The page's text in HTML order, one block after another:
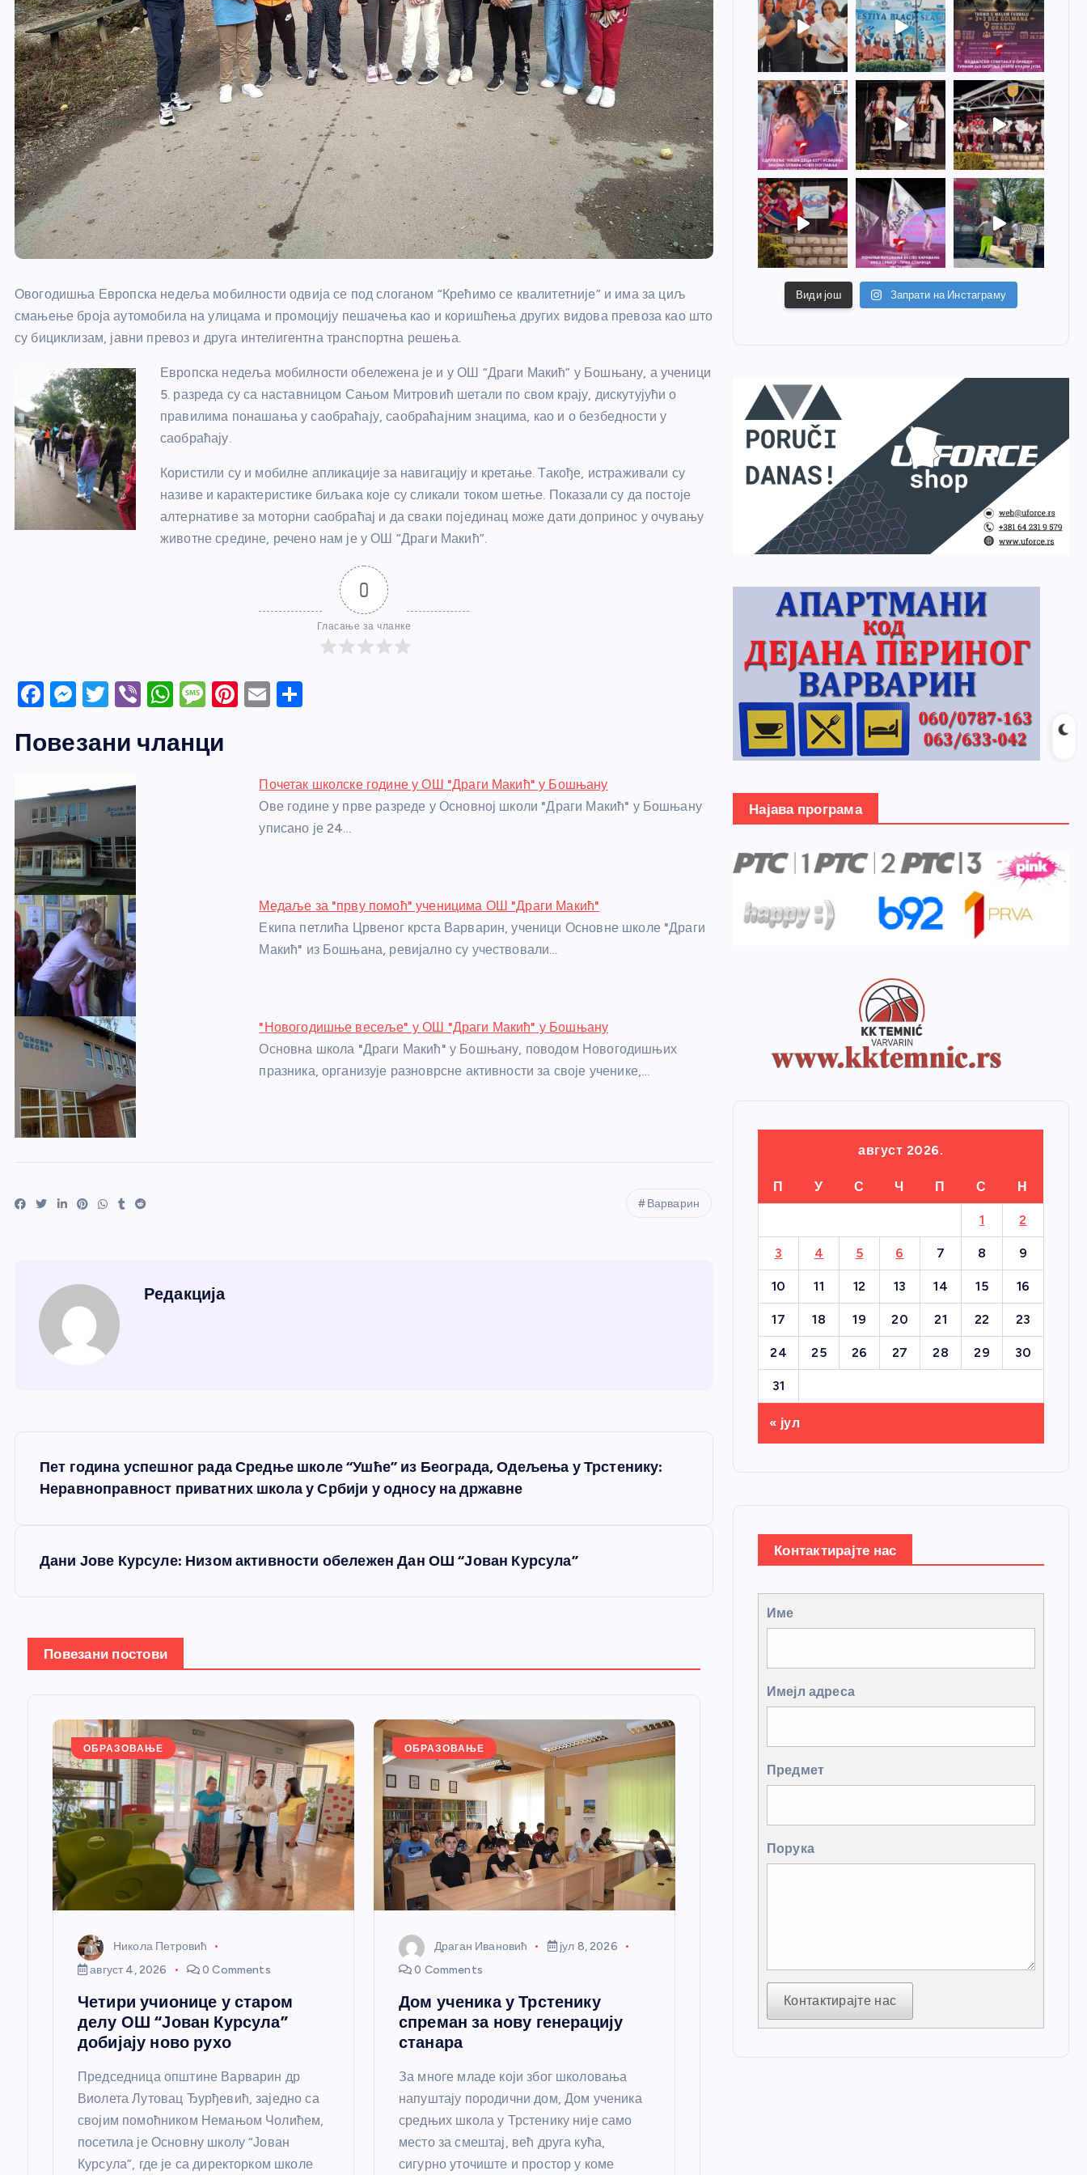
Овогодишња Европска недеља мобилности одвија се под слоганом “Крећимо се квалитетније” и има за циљ
смањење броја аутомобила на улицама и промоцију пешачења као и коришћења других видова превоза као што
су бициклизам, јавни превоз и друга интелигентна транспортна решења.
Европска недеља мобилности обележена је и у ОШ “Драги Макић” у Бошњану, а ученици
5. разреда су са наставницом Сањом Митровић шетали по свом крају, дискутујући о
правилима понашања у саобраћају, саобраћајним знацима, као и о безбедности у
саобраћају.
Користили су и мобилне апликације за навигацију и кретање. Такође, истраживали су
називе и карактеристике биљака које су сликали током шетње. Показали су да постоје
алтернативе за моторни саобраћај и да сваки појединац може дати допринос у очувању
животне средине, речено нам је у ОШ “Драги Макић”.
0
Гласање за чланке
F
c
b
o
o
k
M
ss
n
g
er
T
itt
Vi
er
W
at
M
ss
Pi
st
E
Повезани чланци
Почетак школске године у ОШ "Драги Макић" у Бошњану
Ове године у прве разреде у Основној школи "Драги Макић" у Бошњану
уписано је 24…
Медаље за "прву помоћ" ученицима ОШ "Драги Макић"
Екипа петлића Црвеног крста Варварин, ученици Основне школе "Драги
Макић" из Бошњана, ревијално су учествовали…
"Новогодишње весеље" у ОШ "Драги Макић" у Бошњану
Основна школа "Драги Макић" у Бошњану, поводом Новогодишњих
празника, организује разноврсне активности за своје ученике,…
Варварин
Редакција
а
њ
Пет година успешног рада Средње школе “Ушће” из Београда, Одељења у Трстенику:
Неравноправност приватних школа у Србији у односу на државне
Дани Јове Курсуле: Низом активности обележен Дан ОШ “Јован Курсула”
Повезани постови
ОБРАЗОВАЊЕ
Никола Петровић
август 4, 2026
0 Comments
Четири учионице у старом
делу ОШ “Јован Курсула”
добијају ново рухо
Председница општине Варварин др
Виолета Лутовац Ђурђевић, заједно са
својим помоћником Немањом Чолићем,
посетила је Основну школу “Јован
Курсула”, где је са директорком школе
ОБРАЗОВАЊЕ
Драган Ивановић
јул 8, 2026
0 Comments
Дом ученика у Трстенику
спреман за нову генерацију
станара
За многе младе који због школовања
напуштају породични дом, Дом ученика
средњих школа у Трстенику није само
место за смештај, већ друга кућа,
сигурно уточиште и простор у коме
Види још Запрати на Инстаграму
Најава програма
август 2026.
П У С Ч П С Н
1 2
3 4 5 6 7 8 9
10 11 12 13 14 15 16
17 18 19 20 21 22 23
24 25 26 27 28 29 30
31
« јул
Контактирајте нас
Име
Имејл адреса
Предмет
Порука
Контактирајте нас